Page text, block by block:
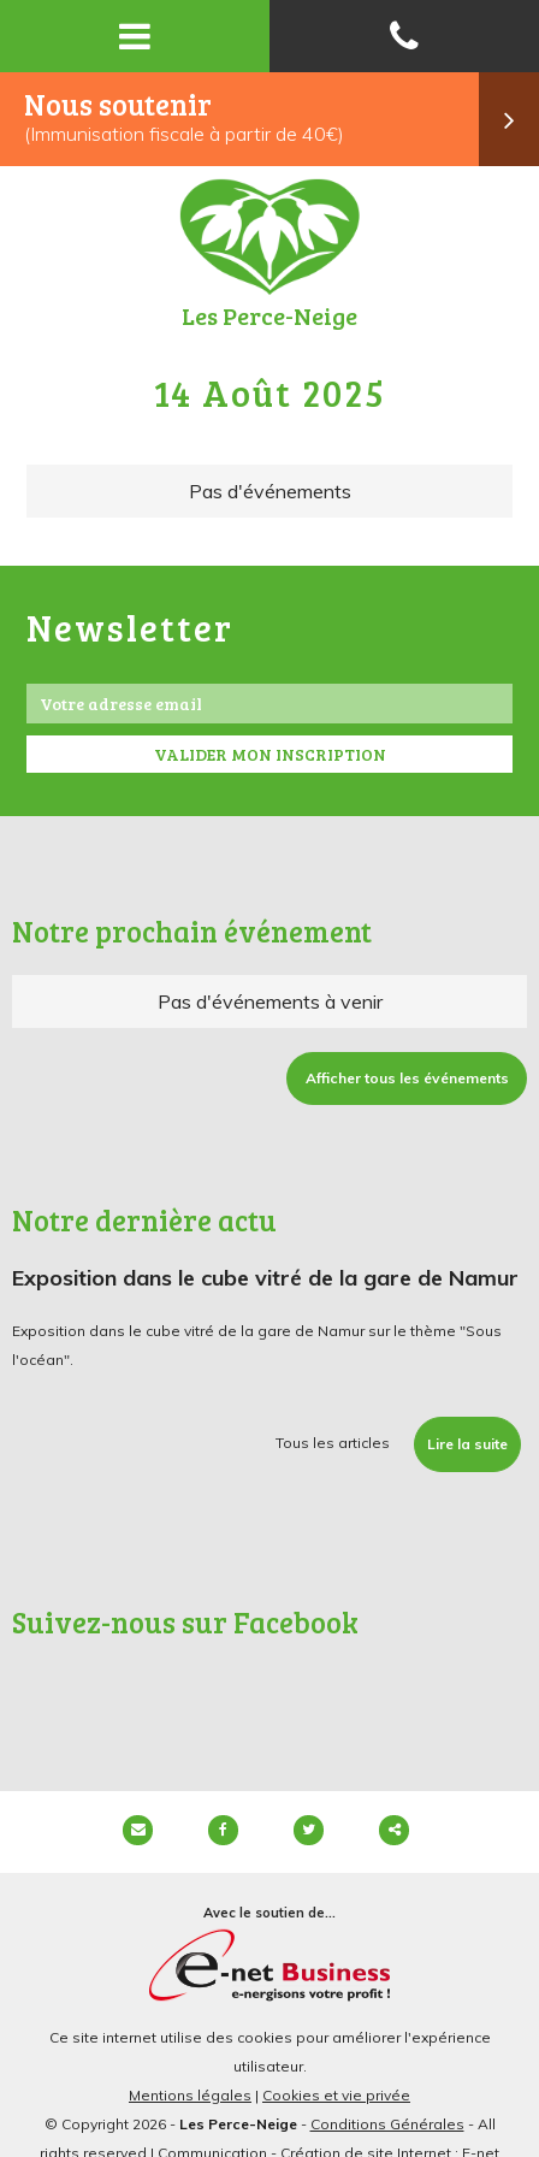
Nous soutenir
(Immunisation fiscale à partir de 40€)
Les Perce-Neige
14 Août 2025
Pas d'événements
Newsletter
Notre prochain événement
Pas d'événements à venir
Afficher tous les événements
Notre dernière actu
Exposition dans le cube vitré de la gare de Namur
Exposition dans le cube vitré de la gare de Namur sur le thème "Sous
l'océan".
Tous les articles Lire la suite
Suivez-nous sur Facebook
Avec le soutien de...
Ce site internet utilise des cookies pour améliorer l'expérience
utilisateur.
Mentions légales | Cookies et vie privée
© Copyright 2026 - Les Perce-Neige- Conditions Générales - All
rights reserved | Communication - Création de site Internet : E-net